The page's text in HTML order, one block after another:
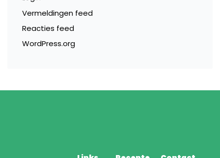
Vermeldingen feed
Reacties feed
WordPress.org